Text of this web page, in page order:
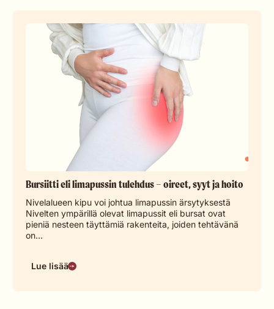
Bursiitti eli limapussin tulehdus – oireet, syyt ja hoito
Nivelalueen kipu voi johtua limapussin ärsytyksestä
Nivelten ympärillä olevat limapussit eli bursat ovat
pieniä nesteen täyttämiä rakenteita, joiden tehtävänä
on…
Lue lisää